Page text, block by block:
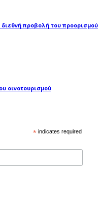
προβολή του προορισμού
οινοτουρισμού
* indicates required